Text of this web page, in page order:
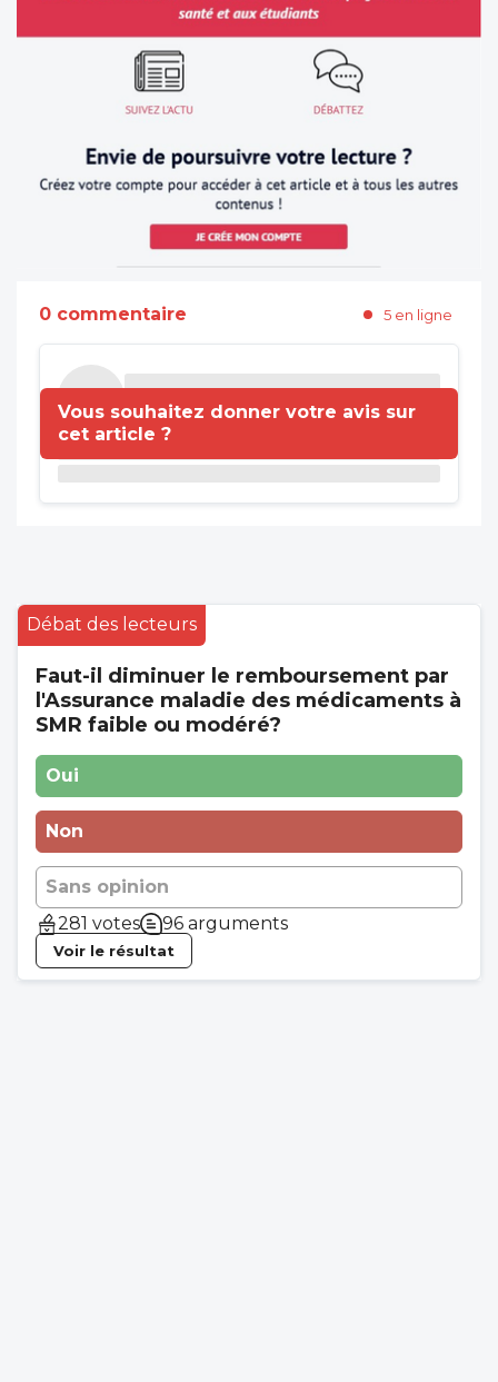
0 commentaire 5 en ligne
Vous souhaitez donner votre avis sur
cet article ?
Débat des lecteurs
Faut-il diminuer le remboursement par
l'Assurance maladie des médicaments à
SMR faible ou modéré?
Oui
Non
Sans opinion
281 votes
96 arguments
Voir le résultat